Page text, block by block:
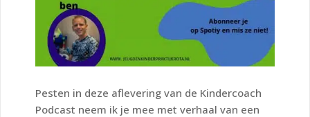
Pesten in deze aflevering van de Kindercoach
Podcast neem ik je mee met verhaal van een